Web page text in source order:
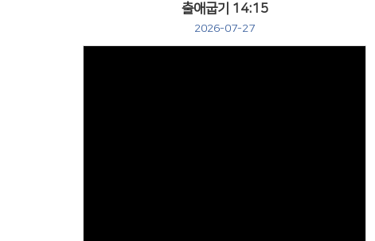
출애굽기 14:15
2026-07-27